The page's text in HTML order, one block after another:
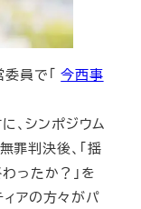
委員で「今西事
、シンポジウム
罪判決後、「揺
ったか？」を
アの方々がパ